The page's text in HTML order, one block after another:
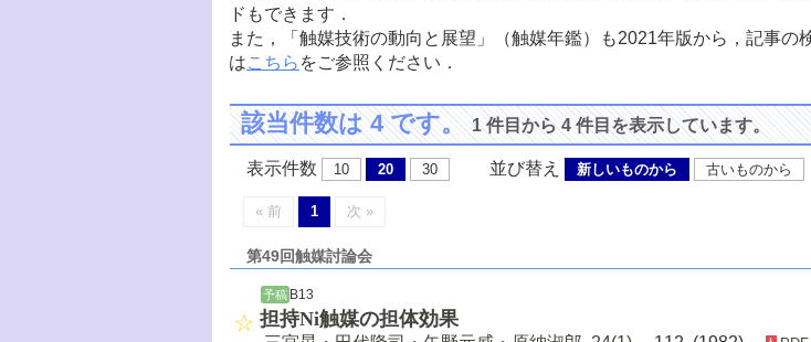
ドもできます．
また，「触媒技術の動向と展望」（触媒年鑑）も2021年版から，記事の
はこちら をご参照ください．
該当件数は 4 です。1 件目から 4 件目を表示しています。
表示件数 10 20 30 並び替え 新しいものから 古いものから
« 前 1 次 »
第49回触媒討論会
予稿 B13
担持Ni触媒の担体効果